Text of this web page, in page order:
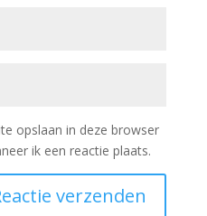
opslaan in deze browser
ik een reactie plaats.